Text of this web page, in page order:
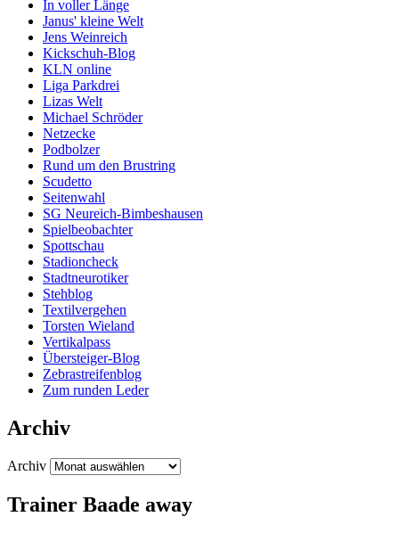
In voller Länge
Janus' kleine Welt
Jens Weinreich
Kickschuh-Blog
KLN online
Liga Parkdrei
Lizas Welt
Michael Schröder
Netzecke
Podbolzer
Rund um den Brustring
Scudetto
Seitenwahl
SG Neureich-Bimbeshausen
Spielbeobachter
Spottschau
Stadioncheck
Stadtneurotiker
Stehblog
Textilvergehen
Torsten Wieland
Vertikalpass
Übersteiger-Blog
Zebrastreifenblog
Zum runden Leder
Archiv
Archiv
Trainer Baade away